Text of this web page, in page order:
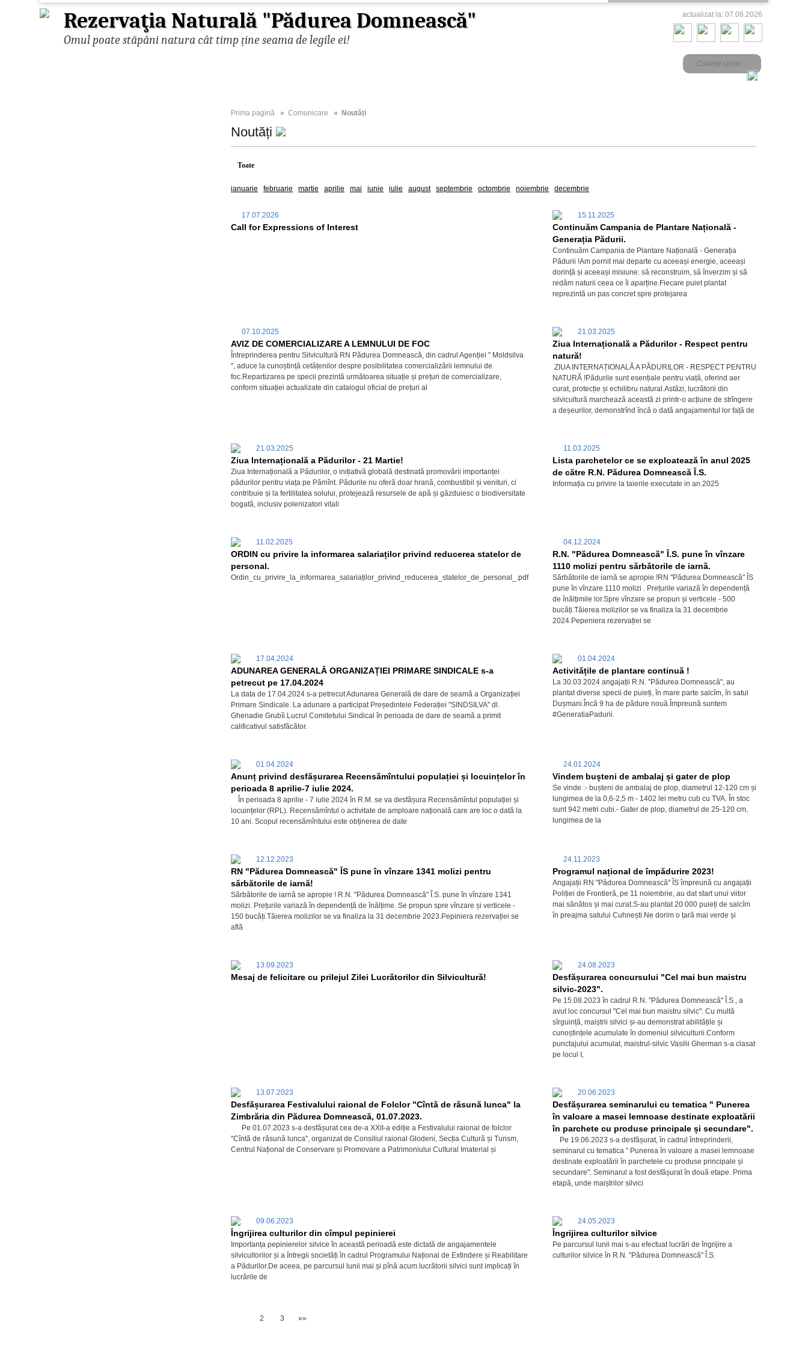
Rezervaţia Naturală "Pădurea Domnească"
Omul poate stăpâni natura cât timp ține seama de legile ei!
actualizat la: 07.08.2026
Prima pagină » Comunicare » Noutăți
Noutăți
Toate
ianuarie februarie martie aprilie mai iunie iulie august septembrie octombrie noiembrie decembrie
17.07.2026
Call for Expressions of Interest
15.11.2025
Continuăm Campania de Plantare Națională -
Generația Pădurii.
Continuăm Campania de Plantare Națională - Generația
Pădurii !Am pornit mai departe cu aceeași energie, aceeași
dorință și aceeași misiune: să reconstruim, să înverzim și să
redăm naturii ceea ce îi aparține.Fiecare puiet plantat
reprezintă un pas concret spre protejarea
07.10.2025
AVIZ DE COMERCIALIZARE A LEMNULUI DE FOC
Întreprinderea pentru Silvicultură RN Pădurea Domnească, din cadrul Agenției " Moldsilva
", aduce la cunoștință cetățenilor despre posibilitatea comercializării lemnului de
foc.Repartizarea pe specii prezintă următoarea situație și prețuri de comercializare,
conform situației actualizate din catalogul oficial de prețuri al
21.03.2025
Ziua Internațională a Pădurilor - Respect pentru
natură!
ZIUA INTERNAȚIONALĂ A PĂDURILOR - RESPECT PENTRU
NATURĂ !Pădurile sunt esențiale pentru viață, oferind aer
curat, protecție și echilibru natural.Astăzi, lucrătorii din
silvicultură marchează această zi printr-o acțiune de strîngere
a deșeurilor, demonstrînd încă o dată angajamentul lor față de
21.03.2025
Ziua Internațională a Pădurilor - 21 Martie!
Ziua Internațională a Pădurilor, o inițiativă globală destinată promovării importanței
pădurilor pentru viața pe Pămînt. Pădurile nu oferă doar hrană, combustibil și venituri, ci
contribuie și la fertilitatea solului, protejează resursele de apă și găzduiesc o biodiversitate
bogată, inclusiv polenizatori vitali
11.03.2025
Lista parchetelor ce se exploatează în anul 2025
de către R.N. Pădurea Domnească Î.S.
Informația cu privire la taierile executate in an.2025
11.02.2025
ORDIN cu privire la informarea salariaților privind reducerea statelor de
personal.
Ordin_cu_privire_la_informarea_salariaților_privind_reducerea_statelor_de_personal_.pdf
04.12.2024
R.N. "Pădurea Domnească" Î.S. pune în vînzare
1110 molizi pentru sărbătorile de iarnă.
Sărbătorile de iarnă se apropie !RN "Pădurea Domnească" ÎS
pune în vînzare 1110 molizi . Prețurile variază în dependență
de înălțimile lor.Spre vînzare se propun și verticele - 500
bucăți.Tăierea molizilor se va finaliza la 31 decembrie
2024.Pepeniera rezervației se
17.04.2024
ADUNAREA GENERALĂ ORGANIZAȚIEI PRIMARE SINDICALE s-a
petrecut pe 17.04.2024
La data de 17.04.2024 s-a petrecut Adunarea Generală de dare de seamă a Organizației
Primare Sindicale. La adunare a participat Președintele Federației "SINDSILVA" dl.
Ghenadie Grubîi.Lucrul Comitetului Sindical în perioada de dare de seamă a primit
calificativul satisfăcător.
01.04.2024
Activitățile de plantare continuă !
La 30.03.2024 angajații R.N. "Pădurea Domnească", au
plantat diverse specii de puieți, în mare parte salcîm, în satul
Dușmani.Încă 9 ha de pădure nouă.Împreună suntem
#GeneratiaPadurii.
01.04.2024
Anunț privind desfășurarea Recensămîntului populației și locuințelor în
perioada 8 aprilie-7 iulie 2024.
În perioada 8 aprilie - 7 iulie 2024 în R.M. se va desfășura Recensămîntul populației și
locuințelor (RPL). Recensămîntul o activitate de amploare națională care are loc o dată la
10 ani. Scopul recensămîntului este obținerea de date
24.01.2024
Vindem bușteni de ambalaj și gater de plop
Se vinde :- bușteni de ambalaj de plop, diametrul 12-120 cm și
lungimea de la 0,6-2,5 m - 1402 lei metru cub cu TVA. În stoc
sunt 942 metri cubi.- Gater de plop, diametrul de 25-120 cm,
lungimea de la
12.12.2023
RN "Pădurea Domnească" ÎS pune în vînzare 1341 molizi pentru
sărbătorile de iarnă!
Sărbătorile de iarnă se apropie ! R.N. "Pădurea Domnească" Î.S. pune în vînzare 1341
molizi. Prețurile variază în dependență de înălțime. Se propun spre vînzare și verticele -
150 bucăți.Tăierea molizilor se va finaliza la 31 decembrie 2023.Pepiniera rezervației se
află
24.11.2023
Programul național de împădurire 2023!
Angajații RN "Pădurea Domnească" ÎS împreună cu angajații
Poliției de Frontieră, pe 11 noiembrie, au dat start unui viitor
mai sănătos și mai curat.S-au plantat 20 000 puieți de salcîm
în preajma satului Cuhnești.Ne dorim o țară mai verde și
13.09.2023
Mesaj de felicitare cu prilejul Zilei Lucrătorilor din Silvicultură!
24.08.2023
Desfășurarea concursului "Сel mai bun maistru
silvic-2023".
Pe 15.08.2023 în cadrul R.N. "Pădurea Domnească" Î.S., a
avut loc concursul "Сel mai bun maistru silvic". Cu multă
sîrguință, maiștrii silvici și-au demonstrat abilitățile și
cunoștințele acumulate în domeniul silviculturii.Conform
punctajului acumulat, maistrul-silviс Vasilii Gherman s-a clasat
pe locul I,
13.07.2023
Desfășurarea Festivalului raional de Folclor "Cîntă de răsună lunca" la
Zimbrăria din Pădurea Domnească, 01.07.2023.
Pe 01.07.2023 s-a desfășurat cea de-a XXII-a ediție a Festivalului raional de folclor
"Cîntă de răsună lunca", organizat de Consiliul raional Glodeni, Secția Cultură și Turism,
Centrul Național de Conservare și Promovare a Patrimoniului Cultural Imaterial și
20.06.2023
Desfășurarea seminarului cu tematica " Punerea
în valoare a masei lemnoase destinate exploatării
în parchete cu produse principale și secundare".
Pe 19.06.2023 s-a desfășurat, în cadrul întreprinderii,
seminarul cu tematica " Punerea în valoare a masei lemnoase
destinate exploatării în parchetele cu produse principale și
secundare". Seminarul a fost desfășurat în două etape. Prima
etapă, unde maiștrilor silvici
09.06.2023
Îngrijirea culturilor din cîmpul pepinierei
Importanța pepinierelor silvice în această perioadă este dictată de angajamentele
silvicultorilor și a întregii societăți în cadrul Programului Național de Extindere și Reabilitare
a Pădurilor.De aceea, pe parcursul lunii mai și pînă acum lucrătorii silvici sunt implicați în
lucrările de
24.05.2023
Îngrijirea culturilor silvice
Pe parcursul lunii mai s-au efectuat lucrări de îngrijire a
culturilor silvice în R.N. "Pădurea Domnească" Î.S.
2 3 »»